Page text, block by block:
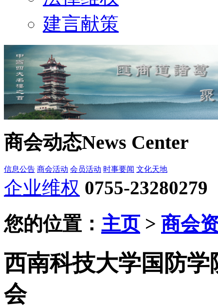
建言献策
商会动态News Center
信息公告 商会活动 会员活动 时事要闻 文化天地
企业维权 0755-23280279
您的位置： 主页> 商会
西南科技大学国防
会